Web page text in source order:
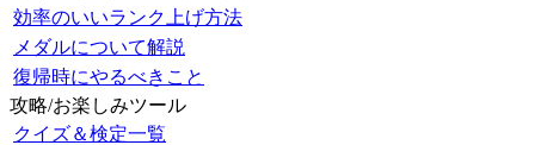
効率のいいランク上げ方法
メダルについて解説
復帰時にやるべきこと
攻略/お楽しみツール
クイズ＆検定一覧